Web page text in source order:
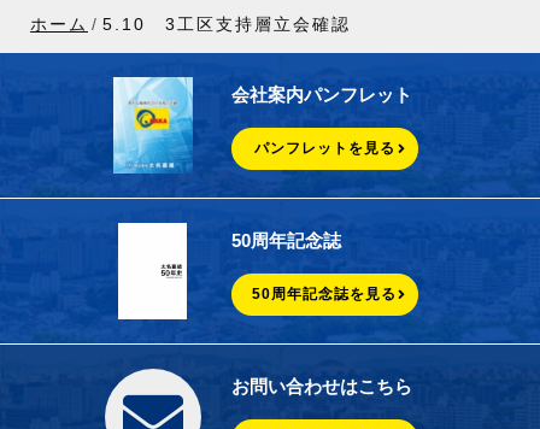
ホーム 5.10 3工区支持層立会確認
会社案内パンフレット
パンフレットを見る
50周年記念誌
50周年記念誌を見る
お問い合わせはこちら